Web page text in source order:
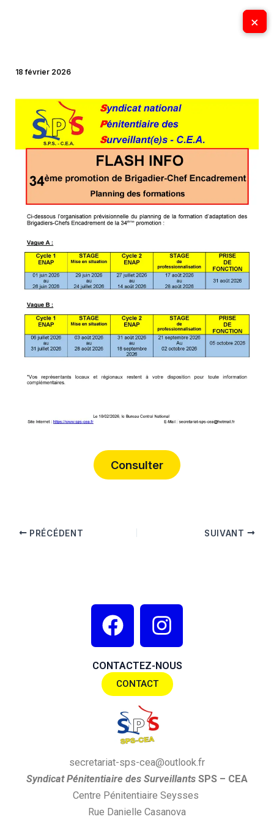
×
18 février 2026
Consulter
PRÉCÉDENT SUIVANT
F
a
c
e
b
o
o
k
I
n
s
t
a
a
m
CONTACTEZ-NOUS
CONTACT
secretariat-sps-cea@outlook.fr
SyndicatPénitentiaire des Surveillants SPS – CEA
Centre Pénitentiaire Seysses
Rue Danielle Casanova
×